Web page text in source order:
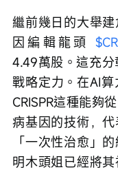
繼前幾日的大舉
因編輯龍頭
4.49萬股。這充分
戰略定力。在AI算
CRISPR這種能夠
病基因的技術，
「一次性治愈」
明木頭姐已經將